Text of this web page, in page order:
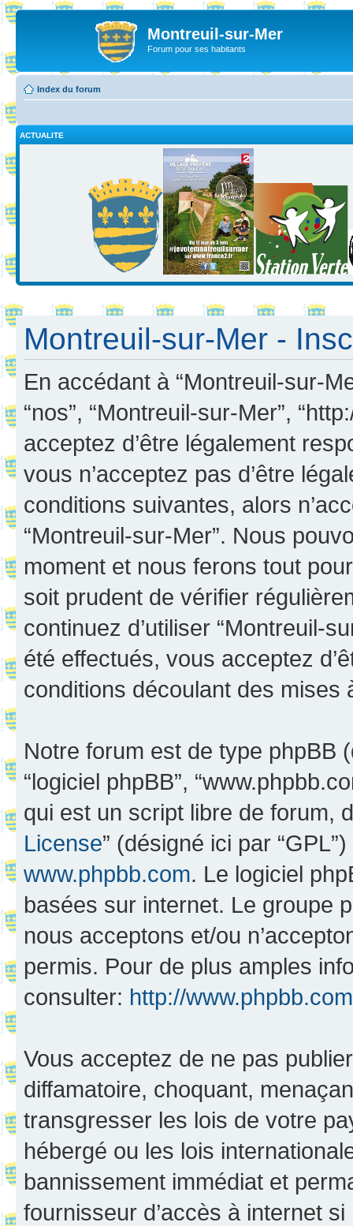
Montreuil-sur-Mer
Forum pour ses habitants
Index du forum
ACTUALITE
Montreuil-sur-Mer -
En accédant à “Montreuil-sur-
“nos”, “Montreuil-sur-Mer”,
acceptez d’être légalement
vous n’acceptez pas d’être
conditions suivantes, alors
“Montreuil-sur-Mer”. Nous
moment et nous ferons tout
soit prudent de vérifier
continuez d’utiliser “Montreuil-
été effectués, vous acceptez
conditions découlant des mises
Notre forum est de type phpBB
“logiciel phpBB”,
qui est un script libre de forum,
License” (désigné ici par
www.phpbb.com. Le logiciel
basées sur internet. Le groupe
nous acceptons et/ou
permis. Pour de plus amples
consulter: http://
Vous acceptez de ne pas
diffamatoire, choquant,
transgresser les lois de votre
hébergé ou les lois
bannissement immédiat et
fournisseur d’accès à internet